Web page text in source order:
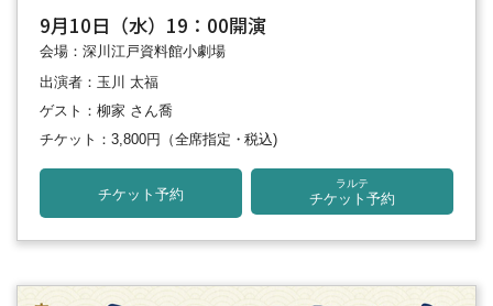
9月10日（水）19：00開演
会場：深川江戸資料館小劇場
出演者：玉川 太福
ゲスト：柳家 さん喬
チケット：3,800円 （全席指定・税込)
チケット予約
ラルテ
チケット予約